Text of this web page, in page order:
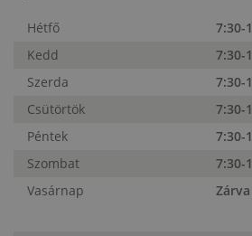
Hétfő
7:30-
Kedd
7:30-
Szerda
7:30-
Csütörtök
7:30-
Péntek
7:30-
Szombat
7:30-
Vasárnap
Zárva